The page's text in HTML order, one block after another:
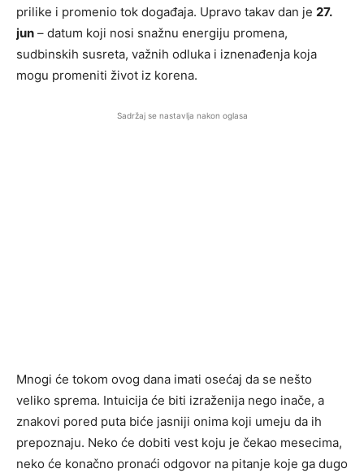
prilike i promenio tok događaja. Upravo takav dan je 27.
jun – datum koji nosi snažnu energiju promena,
sudbinskih susreta, važnih odluka i iznenađenja koja
mogu promeniti život iz korena.
Sadržaj se nastavlja nakon oglasa
Mnogi će tokom ovog dana imati osećaj da se nešto
veliko sprema. Intuicija će biti izraženija nego inače, a
znakovi pored puta biće jasniji onima koji umeju da ih
prepoznaju. Neko će dobiti vest koju je čekao mesecima,
neko će konačno pronaći odgovor na pitanje koje ga dugo